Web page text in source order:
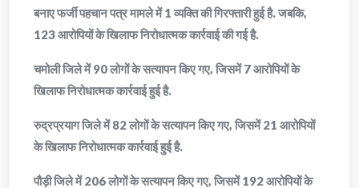
बनाए फर्जी पहचान पत्र मामले में 1 व्यक्ति की गिरफ्तारी हुई है. जबकि,
123 आरोपियों के खिलाफ निरोधात्मक कार्रवाई की गई है.
चमोली जिले में 90 लोगों के सत्यापन किए गए, जिसमें 7 आरोपियों के
खिलाफ निरोधात्मक कार्रवाई हुई है.
रुद्रप्रयाग जिले में 82 लोगों के सत्यापन किए गए, जिसमें 21 आरोपियों
के खिलाफ निरोधात्मक कार्रवाई हुई है.
पौड़ी जिले में 206 लोगों के सत्यापन किए गए, जिसमें 192 आरोपियों के